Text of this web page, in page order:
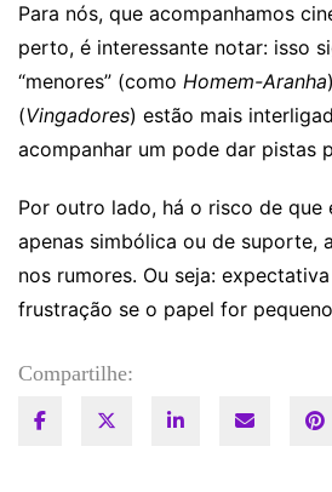
Para nós, que acompanhamos
perto, é interessante notar: isso
“menores” (como Homem-Aranha
(Vingadores) estão mais
acompanhar um pode dar pistas
Por outro lado, há o risco de que
apenas simbólica ou de suporte,
nos rumores. Ou seja:
frustração se o papel for
Compartilhe: